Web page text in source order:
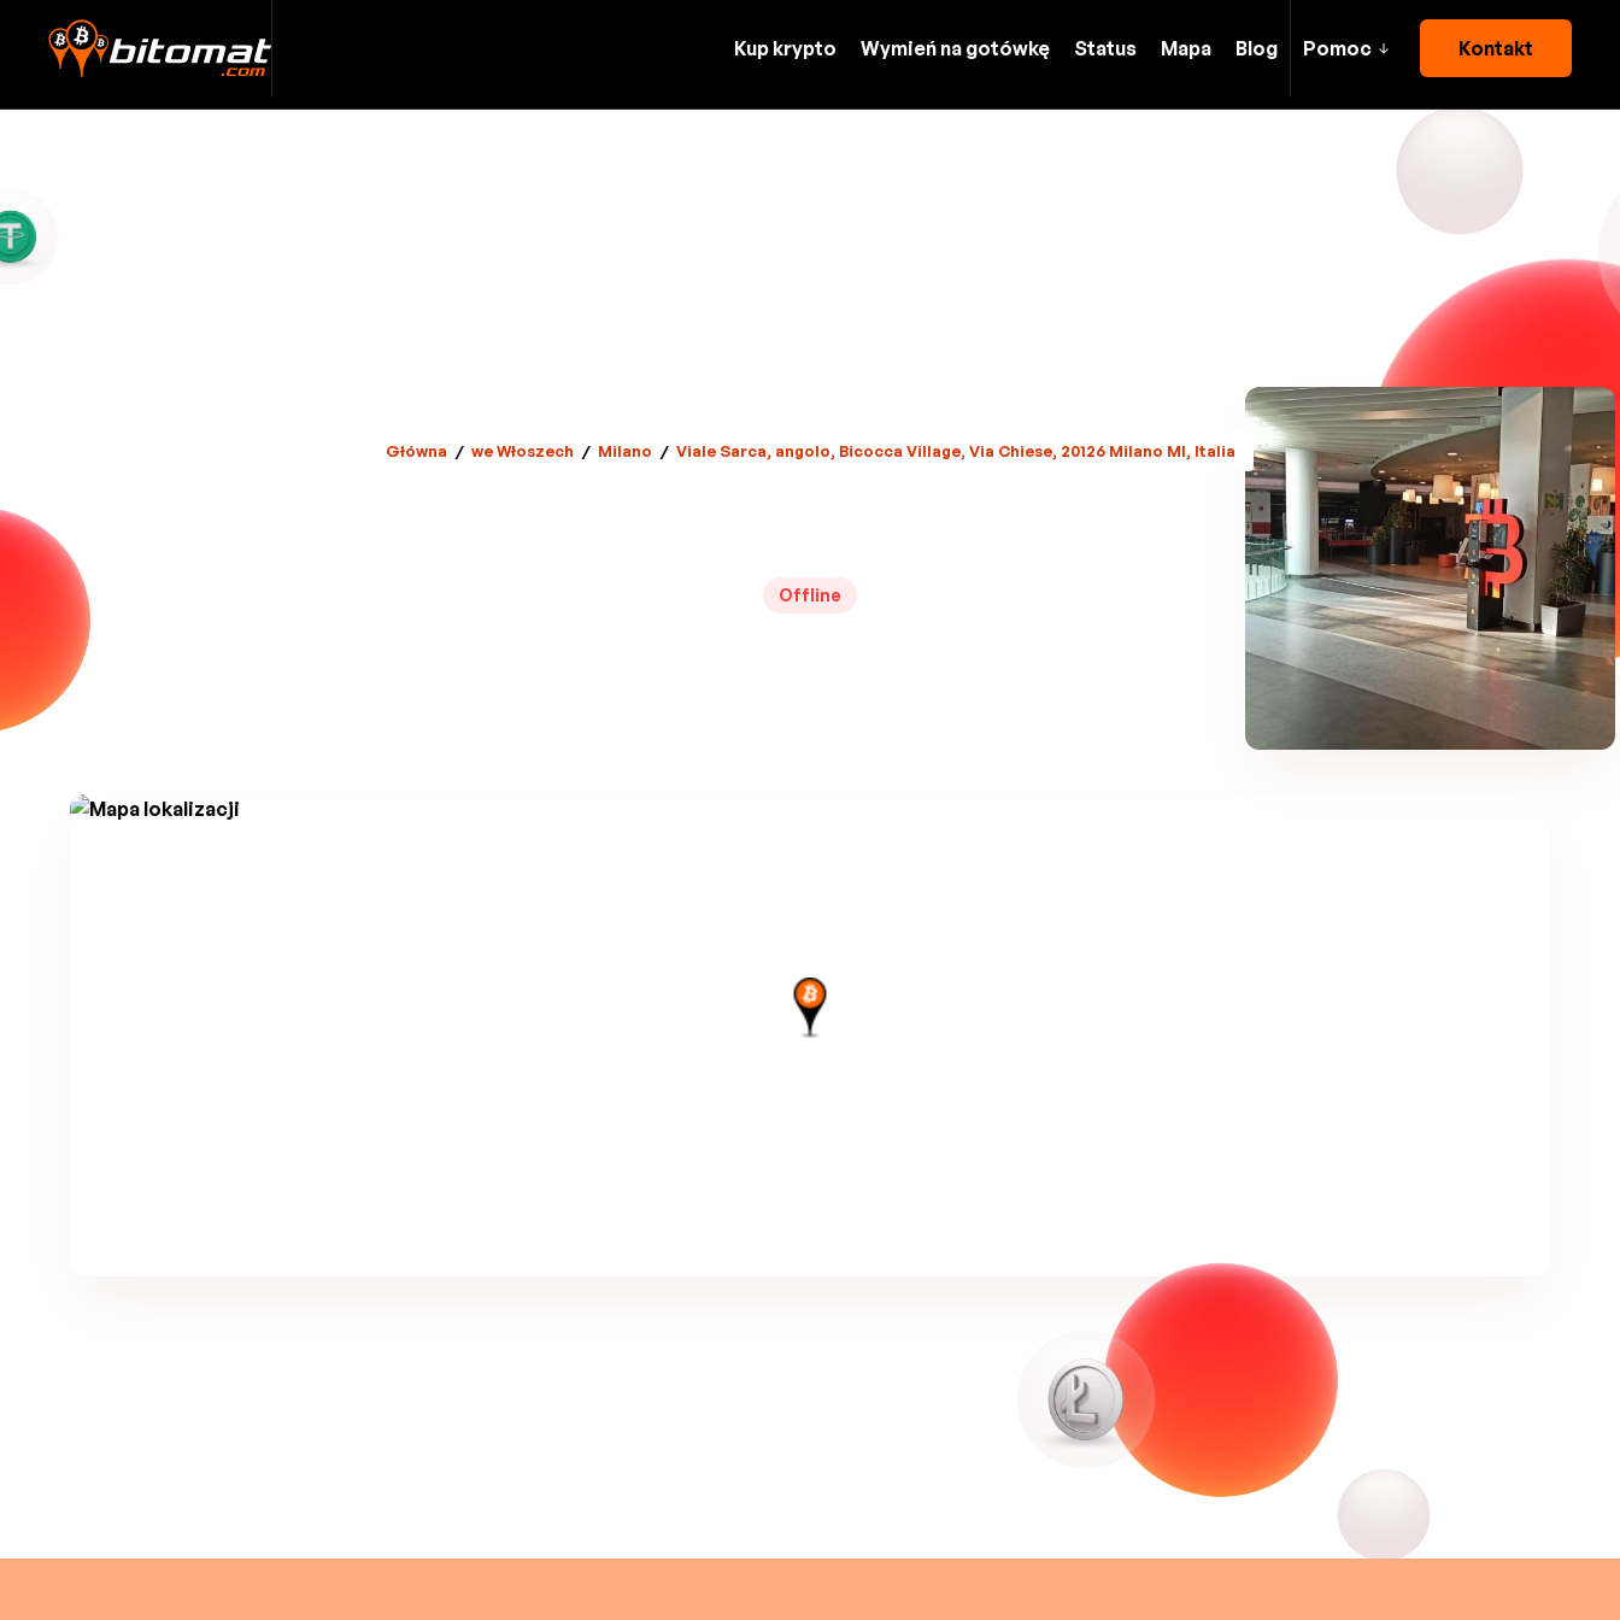
Kup krypto Wymień na gotówkę Status Mapa Blog Pomoc Kontakt
Główna / we Włoszech / Milano / Viale Sarca, angolo, Bicocca Village, Via Chiese, 20126 Milano MI, Italia
Offline